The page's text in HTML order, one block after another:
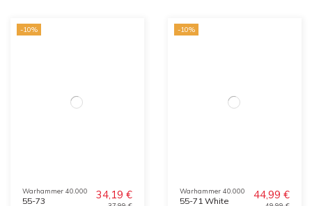
-10%
Warhammer 40.000
55-73
34,19 €
-10%
Warhammer 40.000
55-71 White
44,99 €